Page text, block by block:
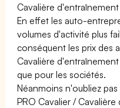
Cavalière d'entraînement
En effet les auto-
volumes d'activité plus
conséquent les prix des
Cavalière
que pour les sociétés.
Néanmoins n'oubliez
PRO Cavalier /